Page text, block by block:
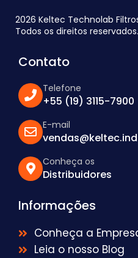
2026 Keltec Technolab
Todos os direitos reservados.
Contato
Telefone
+55 (19) 3115-7900
E-mail
Conheça os
Distribuidores
Informações
Conheça a
Leia o nosso Blog